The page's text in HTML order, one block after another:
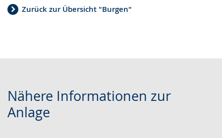
Zurück zur Übersicht "Burgen"
Nähere Informationen zur
Anlage